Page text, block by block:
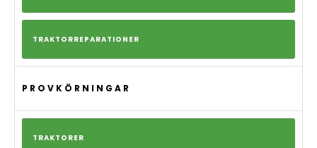
TRAKTORREPARATIONER
PROVKÖRNINGAR
TRAKTORER